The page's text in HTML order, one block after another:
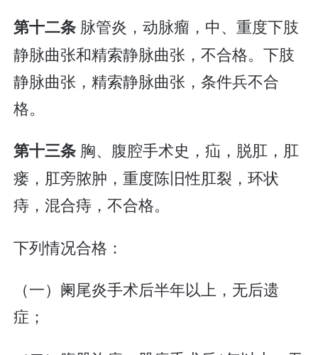
第十二条 脉管炎，动脉瘤，中、重度下肢
静脉曲张和精索静脉曲张，不合格。下肢
静脉曲张，精索静脉曲张，条件兵不合
格。
第十三条 胸、腹腔手术史，疝，脱肛，肛
瘘，肛旁脓肿，重度陈旧性肛裂，环状
痔，混合痔，不合格。
下列情况合格：
（一）阑尾炎手术后半年以上，无后遗
症；